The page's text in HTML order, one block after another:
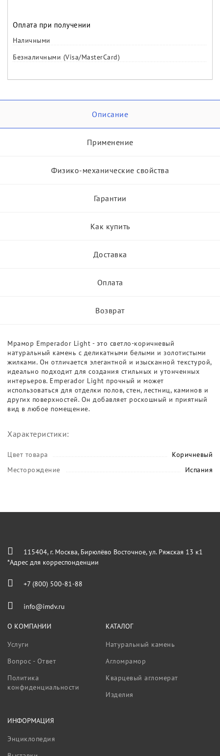
Оплата при получении
Наличными
Безналичными (Visa/MasterCard)
Описание
Применение
Физико-механические свойства
Гарантии
Как купить
Доставка
Оплата
Возврат
Мрамор Emperador Light - это светло-коричневый
натуральный камень с деликатными белыми и золотистыми
жилками. Он отличается элегантной и изысканной текстурой,
идеально подходит для создания стильных и утонченных
интерьеров. Emperador Light прочный и может
использоваться для отделки полов, стен, лестниц, каминов и
других поверхностей. Он добавляет роскошный и приятный
вид в любое помещение.
Характеристики:
Цвет товара
Коричневый
Месторождение
Испания
115404, г. Москва, Бирюлёво Восточное, ул. Ряжская 13 к1
*Адрес для корреспонденции
+7 (800) 500-81-88
info@imdv.ru
О КОМПАНИИ
Услуги
Вопрос - Ответ
Политика
конфиденциальности
КАТАЛОГ
Натуральный камень
Агломрамор
Кварцевый агломерат
Изделия
ИНФОРМАЦИЯ
Энциклопедия